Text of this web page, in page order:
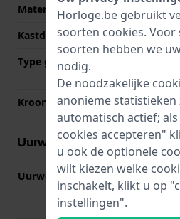
Materiaal kastdeksel
Kastdeksel
Type glas
Kroon
Uurwerk informatie
Uurwerk nr.
Horloge.be gebruikt
soorten cookies. Voor
soorten hebben we
nodig.
De noodzakelijke
anonieme statistieken
automatisch actief;
cookies accepteren"
u ook de optionele
wilt kiezen welke
inschakelt, klikt u op
instellingen".